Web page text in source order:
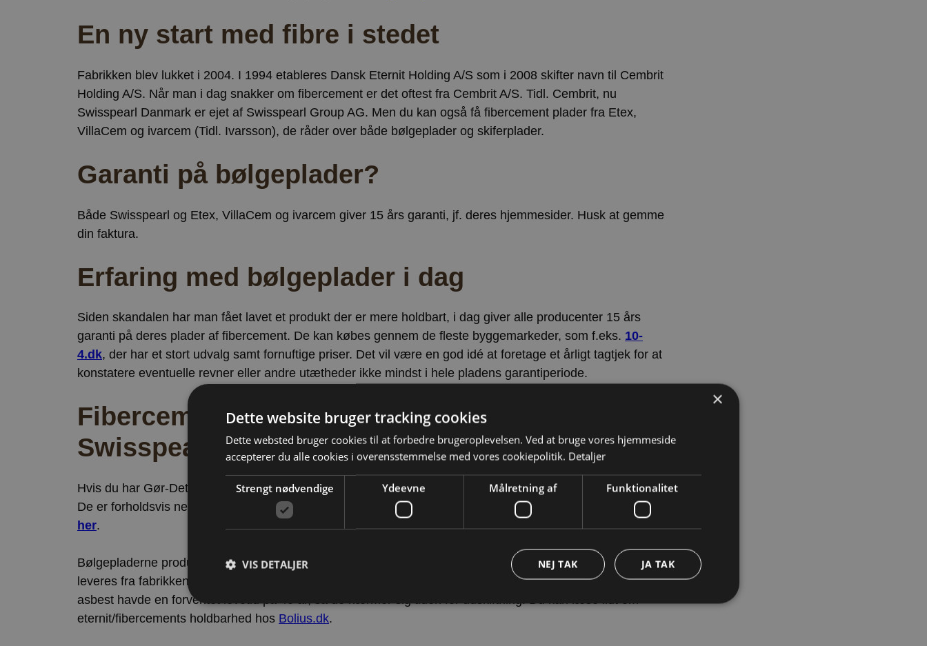
En ny start med fibre i stedet
Fabrikken blev lukket i 2004. I 1994 etableres Dansk Eternit Holding A/S som i 2008 skifter navn til Cembrit
Holding A/S. Når man i dag snakker om fibercement er det oftest fra Cembrit A/S. Tidl. Cembrit, nu
Swisspearl Danmark er ejet af Swisspearl Group AG. Men du kan også få fibercement plader fra Etex,
VillaCem og ivarcem (Tidl. Ivarsson), de råder over både bølgeplader og skiferplader.
Garanti på bølgeplader?
Både Swisspearl og Etex, VillaCem og ivarcem giver 15 års garanti, jf. deres hjemmesider. Husk at gemme
din faktura.
Erfaring med bølgeplader i dag
Siden skandalen har man fået lavet et produkt der er mere holdbart, i dag giver alle producenter 15 års
garanti på deres plader af fibercement. De kan købes gennem de fleste byggemarkeder, som f.eks. 10-
4.dk, der har et stort udvalg samt fornuftige priser. Det vil være en god idé at foretage et årligt tagtjek for at
konstatere eventuelle revner eller andre utætheder ikke mindst i hele pladens garantiperiode.
Fibercement produceres bl.a. af:
Swisspearl på en fabrik i Tjekkiet.
Hvis du har Gør-Det-Selv evner kan du bestille dine fibercement plader online og få dem leveret til døren.
De er forholdsvis nemme at monterer da de leveres i overkommelige dimensioner.Se udvalget af profiler
her.
Bølgepladerne produceres, i dag af bl.a. Swisspearl Group, en schweizisk familieejet virksomhed og
leveres fra fabrikken i Tjekkiet. På et fibercement tag får du 15 års garanti. De gamle plader der indeholder
asbest havde en forventet levetid på 40 år, så de nærmer sig tiden for udskiftning. Du kan læse lidt om
eternit/fibercements holdbarhed hos Bolius.dk.
×
Dette website bruger tracking cookies
Dette websted bruger cookies til at forbedre brugeroplevelsen. Ved at bruge vores hjemmeside
accepterer du alle cookies i overensstemmelse med vores cookiepolitik. Detaljer
Strengt nødvendige Ydeevne Målretning af Funktionalitet
JA TAK
NEJ TAK
VIS DETALJER